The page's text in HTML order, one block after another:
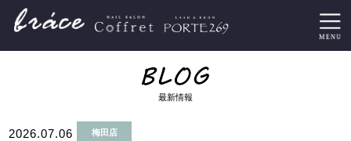
最新情報
2026.07.06 梅田店